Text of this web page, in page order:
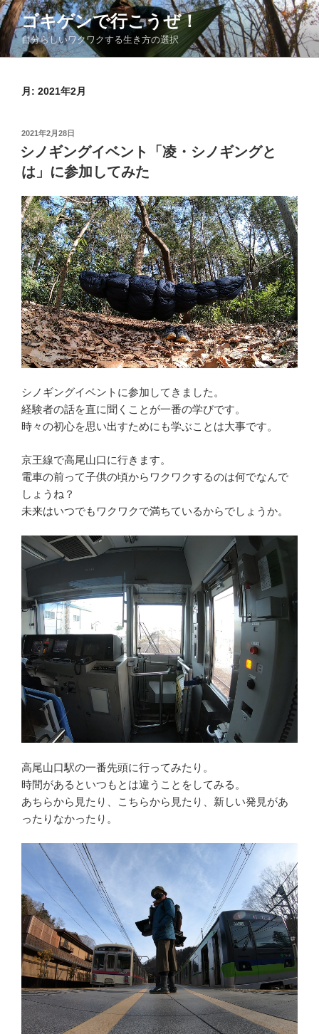
コ
ン
テ
ン
ゴキゲンで行こうぜ！
自分らしいワクワクする生き方の選択
月: 2021年2月
投
稿
日:
2021年2月28日
シノギングイベント「凌・シノギングと
は」に参加してみた
シノギングイベントに参加してきました。
経験者の話を直に聞くことが一番の学びです。
時々の初心を思い出すためにも学ぶことは大事です。
京王線で高尾山口に行きます。
電車の前って子供の頃からワクワクするのは何でなんで
しょうね？
未来はいつでもワクワクで満ちているからでしょうか。
高尾山口駅の一番先頭に行ってみたり。
時間があるといつもとは違うことをしてみる。
あちらから見たり、こちらから見たり、新しい発見があ
ったりなかったり。